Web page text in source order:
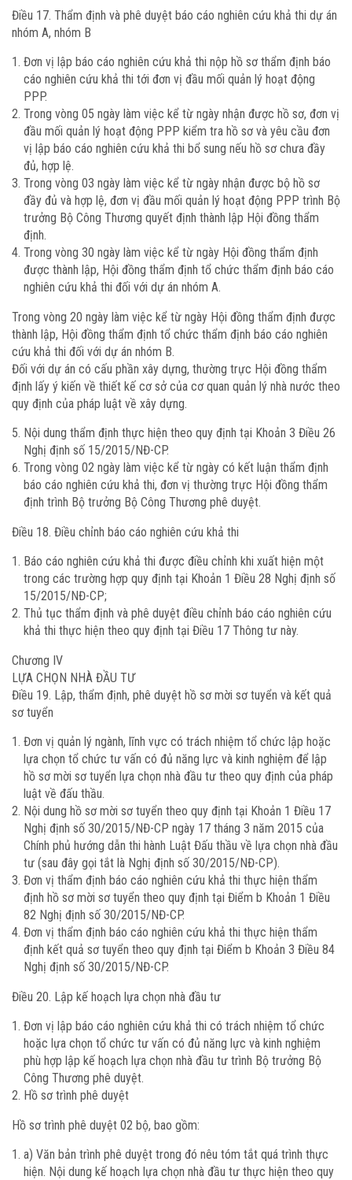
Điều 17. Thẩm định và phê duyệt báo cáo nghiên cứu khả thi dự án
nhóm A, nhóm B
Đơn vị lập báo cáo nghiên cứu khả thi nộp hồ sơ thẩm định báo
cáo nghiên cứu khả thi tới đơn vị đầu mối quản lý hoạt động
PPP.
Trong vòng 05 ngày làm việc kể từ ngày nhận được hồ sơ, đơn vị
đầu mối quản lý hoạt động PPP kiểm tra hồ sơ và yêu cầu đơn
vị lập báo cáo nghiên cứu khả thi bổ sung nếu hồ sơ chưa đầy
đủ, hợp lệ.
Trong vòng 03 ngày làm việc kể từ ngày nhận được bộ hồ sơ
đầy đủ và hợp lệ, đơn vị đầu mối quản lý hoạt động PPP trình Bộ
trưởng Bộ Công Thương quyết định thành lập Hội đồng thẩm
định.
Trong vòng 30 ngày làm việc kể từ ngày Hội đồng thẩm định
được thành lập, Hội đồng thẩm định tổ chức thẩm định báo cáo
nghiên cứu khả thi đối với dự án nhóm A.
Trong vòng 20 ngày làm việc kể từ ngày Hội đồng thẩm định được
thành lập, Hội đồng thẩm định tổ chức thẩm định báo cáo nghiên
cứu khả thi đối với dự án nhóm B.
Đối với dự án có cấu phần xây dựng, thường trực Hội đồng thẩm
định lấy ý kiến về thiết kế cơ sở của cơ quan quản lý nhà nước theo
quy định của pháp luật về xây dựng.
Nội dung thẩm định thực hiện theo quy định tại Khoản 3 Điều 26
Nghị định số 15/2015/NĐ-CP.
Trong vòng 02 ngày làm việc kể từ ngày có kết luận thẩm định
báo cáo nghiên cứu khả thi, đơn vị thường trực Hội đồng thẩm
định trình Bộ trưởng Bộ Công Thương phê duyệt.
Điều 18. Điều chỉnh báo cáo nghiên cứu khả thi
Báo cáo nghiên cứu khả thi được điều chỉnh khi xuất hiện một
trong các trường hợp quy định tại Khoản 1 Điều 28 Nghị định số
15/2015/NĐ-CP;
Thủ tục thẩm định và phê duyệt điều chỉnh báo cáo nghiên cứu
khả thi thực hiện theo quy định tại Điều 17 Thông tư này.
Chương IV
LỰA CHỌN NHÀ ĐẦU TƯ
Điều 19. Lập, thẩm định, phê duyệt hồ sơ mời sơ tuyển và kết quả
sơ tuyển
Đơn vị quản lý ngành, lĩnh vực có trách nhiệm tổ chức lập hoặc
lựa chọn tổ chức tư vấn có đủ năng lực và kinh nghiệm để lập
hồ sơ mời sơ tuyển lựa chọn nhà đầu tư theo quy định của pháp
luật về đấu thầu.
Nội dung hồ sơ mời sơ tuyển theo quy định tại Khoản 1 Điều 17
Nghị định số 30/2015/NĐ-CP ngày 17 tháng 3 năm 2015 của
Chính phủ hướng dẫn thi hành Luật Đấu thầu về lựa chọn nhà đầu
tư (sau đây gọi tắt là Nghị định số 30/2015/NĐ-CP).
Đơn vị thẩm định báo cáo nghiên cứu khả thi thực hiện thẩm
định hồ sơ mời sơ tuyển theo quy định tại Điểm b Khoản 1 Điều
82 Nghị định số 30/2015/NĐ-CP.
Đơn vị thẩm định báo cáo nghiên cứu khả thi thực hiện thẩm
định kết quả sơ tuyển theo quy định tại Điểm b Khoản 3 Điều 84
Nghị định số 30/2015/NĐ-CP.
Điều 20. Lập kế hoạch lựa chọn nhà đầu tư
Đơn vị lập báo cáo nghiên cứu khả thi có trách nhiệm tổ chức
hoặc lựa chọn tổ chức tư vấn có đủ năng lực và kinh nghiệm
phù hợp lập kế hoạch lựa chọn nhà đầu tư trình Bộ trưởng Bộ
Công Thương phê duyệt.
Hồ sơ trình phê duyệt
Hồ sơ trình phê duyệt 02 bộ, bao gồm:
a) Văn bản trình phê duyệt trong đó nêu tóm tắt quá trình thực
hiện. Nội dung kế hoạch lựa chọn nhà đầu tư thực hiện theo quy